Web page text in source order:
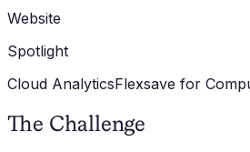
Website
Spotlight
Cloud AnalyticsFlexsave for
The Challenge